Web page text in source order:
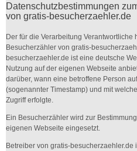
Datenschutzbestimmungen
von gratis-besucherzaehler.de
Der für die Verarbeitung Verantwortliche
Besucherzähler von gratis-
besucherzaehler.de ist eine deutsche
Nutzung auf der eigenen Webseite
darüber, wann eine betroffene Person
(sogenannter Timestamp) und mit
Zugriff erfolgte.
Ein Besucherzähler wird zur
eigenen Webseite eingesetzt.
Betreiber von gratis-besucherzaehler.de